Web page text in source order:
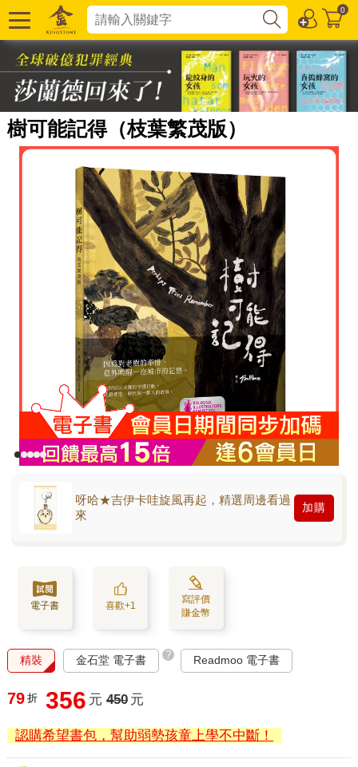
0
樹可能記得（枝葉繁茂版）
呀哈★吉伊卡哇旋風再起，精選周邊看過
來
加購
電子書 喜歡+1
寫評價
賺金幣
精裝 金石堂 電子書 ? Readmoo 電子書
79 折 356 元 450 元
認購希望書包，幫助弱勢孩童上學不中斷！